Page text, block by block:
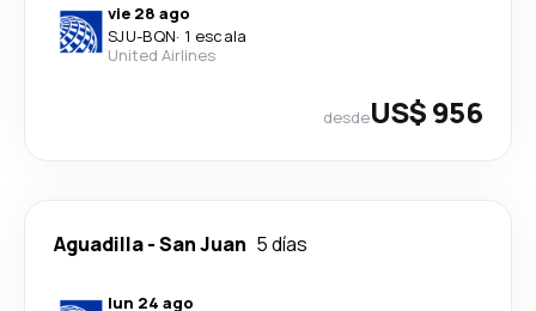
vie 28 ago
SJU-BQN· 1 escala
United Airlines
desdeUS$ 956
Aguadilla-San Juan 5 días
lun 24 ago